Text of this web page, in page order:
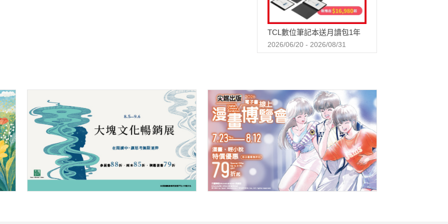
TCL數位筆記本送月讀包1年
2026/06/20 - 2026/08/31